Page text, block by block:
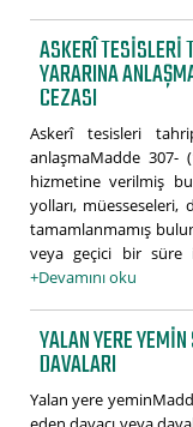
ASKERÎ TESISLERI
YARARINA
CEZASI
Askerî tesisleri
anlaşmaMadde 307-
hizmetine verilmiş
yolları,
tamamlanmamış
veya geçici bir süre
+Devamını oku
YALAN YERE
DAVALARI
Yalan yere